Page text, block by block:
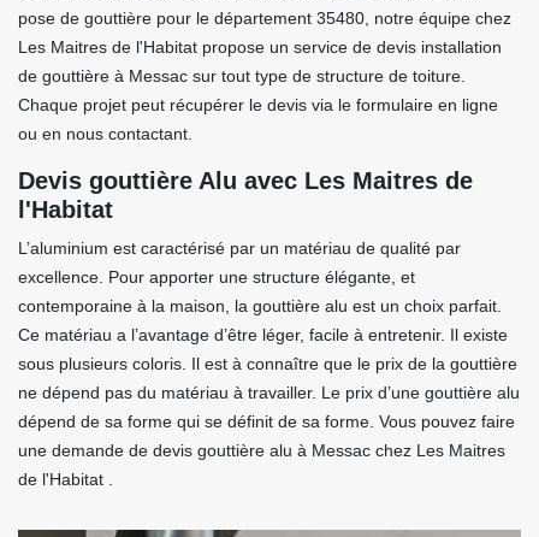
pose de gouttière pour le département 35480, notre équipe chez
Les Maitres de l'Habitat propose un service de devis installation
de gouttière à Messac sur tout type de structure de toiture.
Chaque projet peut récupérer le devis via le formulaire en ligne
ou en nous contactant.
Devis gouttière Alu avec Les Maitres de
l'Habitat
L’aluminium est caractérisé par un matériau de qualité par
excellence. Pour apporter une structure élégante, et
contemporaine à la maison, la gouttière alu est un choix parfait.
Ce matériau a l’avantage d’être léger, facile à entretenir. Il existe
sous plusieurs coloris. Il est à connaître que le prix de la gouttière
ne dépend pas du matériau à travailler. Le prix d’une gouttière alu
dépend de sa forme qui se définit de sa forme. Vous pouvez faire
une demande de devis gouttière alu à Messac chez Les Maitres
de l'Habitat .